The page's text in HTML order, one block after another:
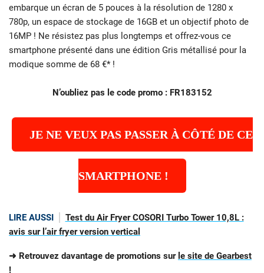
embarque un écran de 5 pouces à la résolution de 1280 x
780p, un espace de stockage de 16GB et un objectif photo de
16MP ! Ne résistez pas plus longtemps et offrez-vous ce
smartphone présenté dans une édition Gris métallisé pour la
modique somme de 68 €* !
N’oubliez pas le code promo : FR183152
JE NE VEUX PAS PASSER À CÔTÉ DE CE
SMARTPHONE !
LIRE AUSSI
Test du Air Fryer COSORI Turbo Tower 10,8L :
avis sur l’air fryer version vertical
➜ Retrouvez davantage de promotions sur le site de Gearbest
!